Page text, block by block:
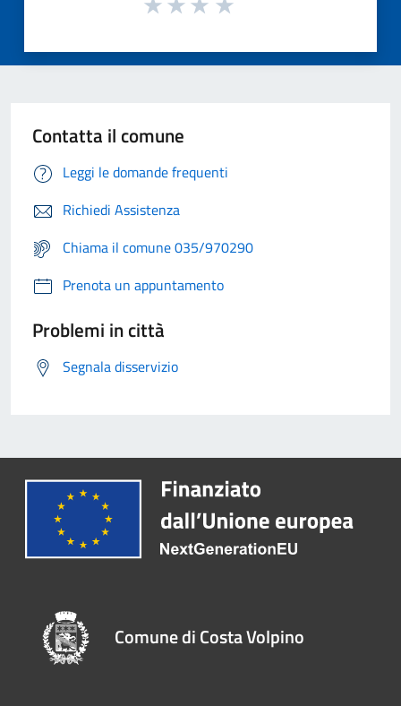
Contatta il comune
Leggi le domande frequenti
Richiedi Assistenza
Chiama il comune 035/970290
Prenota un appuntamento
Problemi in città
Segnala disservizio
Comune di Costa Volpino